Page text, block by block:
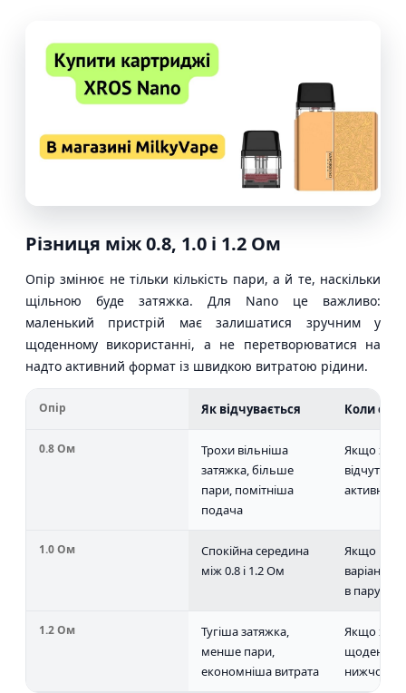
Різниця між 0.8, 1.0 і 1.2 Ом
Опір змінює не тільки кількість пари, а й те, наскільки
щільною буде затяжка. Для Nano це важливо:
маленький пристрій має залишатися зручним у
щоденному використанні, а не перетворюватися на
надто активний формат із швидкою витратою рідини.
Опір Як відчувається Коли
0.8 Ом
Трохи вільніша
затяжка, більше
пари, помітніша
подача
Якщо
відчуття
активний
1.0 Ом
Спокійна середина
між 0.8 і 1.2 Ом
Якщо
варіант
в пару
1.2 Ом
Тугіша затяжка,
менше пари,
економніша витрата
Якщо
нижчої